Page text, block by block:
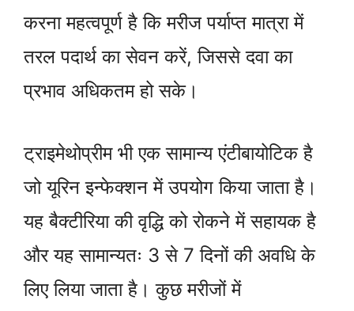
करना महत्वपूर्ण है कि मरीज पर्याप्त मात्रा में
तरल पदार्थ का सेवन करें, जिससे दवा का
प्रभाव अधिकतम हो सके।
ट्राइमेथोप्रीम भी एक सामान्य एंटीबायोटिक है
जो यूरिन इन्फेक्शन में उपयोग किया जाता है।
यह बैक्टीरिया की वृद्धि को रोकने में सहायक है
और यह सामान्यतः 3 से 7 दिनों की अवधि के
लिए लिया जाता है। कुछ मरीजों में